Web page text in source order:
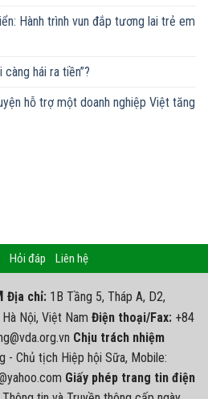
Hành trình vun đắp tương lai trẻ em
hái ra tiền”?
hỗ trợ một doanh nghiệp Việt tăng
Hỏi đáp Liên hệ
Địa chỉ: 1B Tầng 5, Tháp A, D2,
Nội, Việt Nam Điện thoại/Fax: +84
Chịu trách nhiệm
- Chủ tịch Hiệp hội Sữa, Mobile:
Giấy phép trang tin điện